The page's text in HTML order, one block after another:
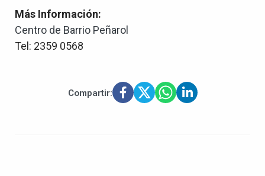
Más Información:
Centro de Barrio Peñarol
Tel: 2359 0568
Compartir: